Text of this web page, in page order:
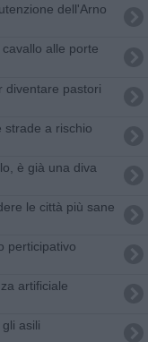
dell'Arno
alle porte
diventare pastori
strade a rischio
è già una diva
le città più sane
perticipativo
artificiale
asili